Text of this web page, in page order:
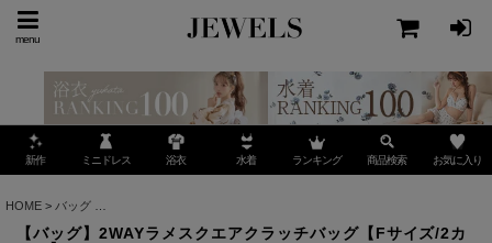
menu
新作 ミニドレス 浴衣 水着 ランキング 商品検索 お気に入り
HOME > バッグ
【バッグ】2WAYラメスクエアクラッチバッグ【Fサイズ/2カ